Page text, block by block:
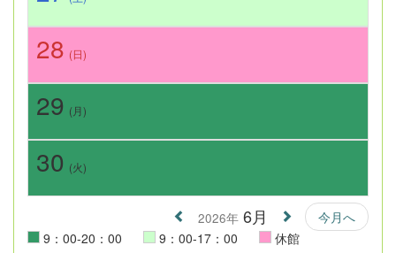
28 (日)
29 (月)
30 (火)
2026年 6月
今月へ
9：00-20：00
9：00-17：00 休館